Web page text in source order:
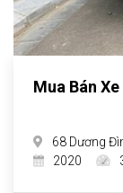
Mua Bán
68 Dương
2020